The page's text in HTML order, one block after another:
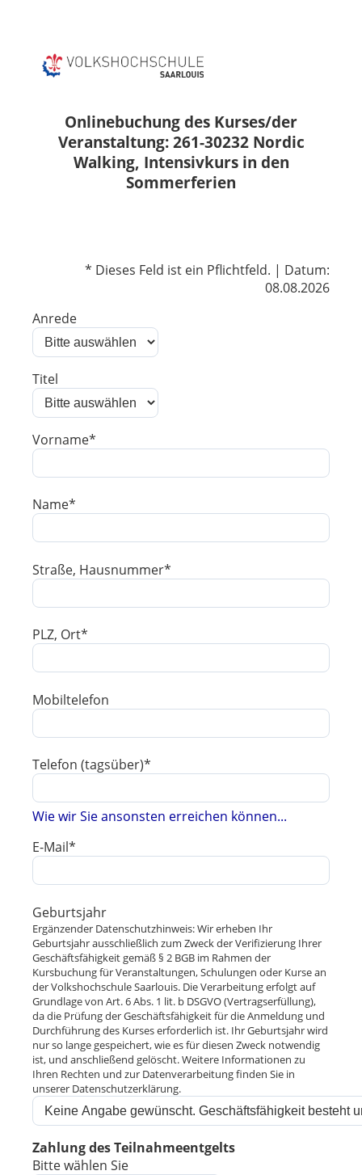
Onlinebuchung des Kurses/der
Veranstaltung: 261-30232 Nordic
Walking, Intensivkurs in den
Sommerferien
* Dieses Feld ist ein Pflichtfeld. | Datum:
08.08.2026
Anrede
Titel
Vorname*
Name*
Straße, Hausnummer*
PLZ, Ort*
Mobiltelefon
Telefon (tagsüber)*
Wie wir Sie ansonsten erreichen können...
E-Mail*
Geburtsjahr
Ergänzender Datenschutzhinweis: Wir erheben Ihr
Geburtsjahr ausschließlich zum Zweck der Verifizierung Ihrer
Geschäftsfähigkeit gemäß § 2 BGB im Rahmen der
Kursbuchung für Veranstaltungen, Schulungen oder Kurse an
der Volkshochschule Saarlouis. Die Verarbeitung erfolgt auf
Grundlage von Art. 6 Abs. 1 lit. b DSGVO (Vertragserfüllung),
da die Prüfung der Geschäftsfähigkeit für die Anmeldung und
Durchführung des Kurses erforderlich ist. Ihr Geburtsjahr wird
nur so lange gespeichert, wie es für diesen Zweck notwendig
ist, und anschließend gelöscht. Weitere Informationen zu
Ihren Rechten und zur Datenverarbeitung finden Sie in
unserer Datenschutzerklärung.
Zahlung des Teilnahmeentgelts
Bitte wählen Sie